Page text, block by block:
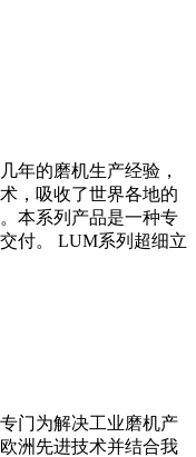
年的磨机生产经验，
，吸收了世界各地的
本系列产品是一种专
付。 LUM系列超细立
门为解决工业磨机产
洲先进技术并结合我